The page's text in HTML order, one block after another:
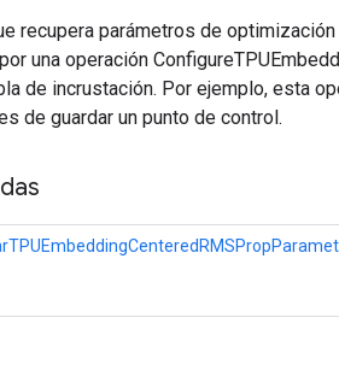
recupera parámetros de
una operación
de incrustación. Por ejemplo, esta
de guardar un punto de control.